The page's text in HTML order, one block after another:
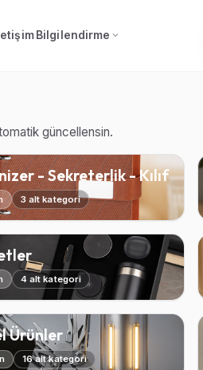
Bilgilendirme
güncellensin.
- Sekreterlik - Kılıf
3 alt kategori
4 alt kategori
Ürünler
16 alt kategori